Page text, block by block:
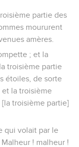
partie des
moururent
amères.
; et la
troisième partie
étoiles, de sorte
la troisième
troisième partie]
qui volait par le
! malheur !